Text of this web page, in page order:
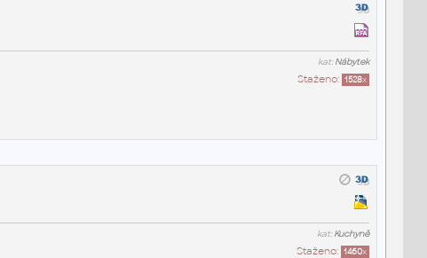
kat:Nábytek
Staženo: 1528x
kat:Kuchyně
Staženo: 1460x